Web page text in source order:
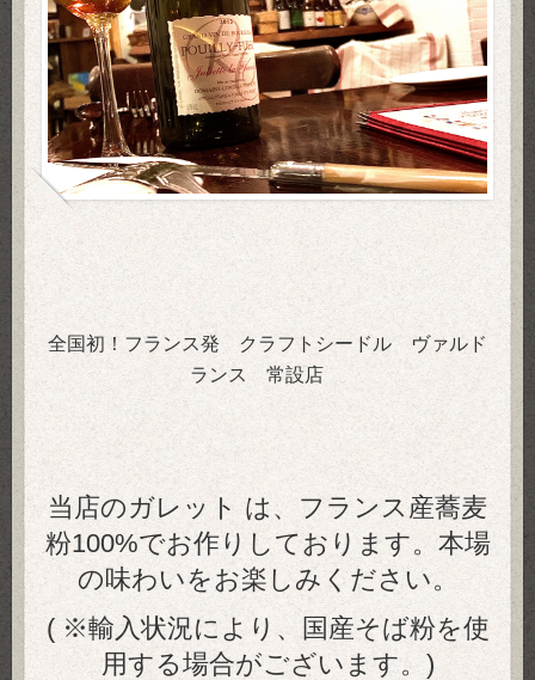
全国初！フランス発 クラフトシードル ヴァルド
ランス 常設店
当店のガレット は、フランス産蕎麦
粉100%でお作りしております。本場
の味わいをお楽しみください。
( ※輸入状況により、国産そば粉を使
用する場合がございます。)